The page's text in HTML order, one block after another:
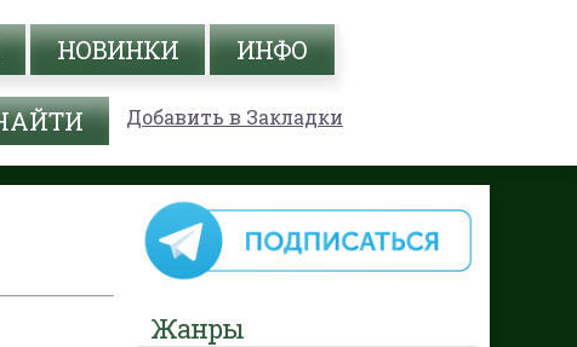
НОВИНКИ ИНФО
Добавить в Закладки
Жанры